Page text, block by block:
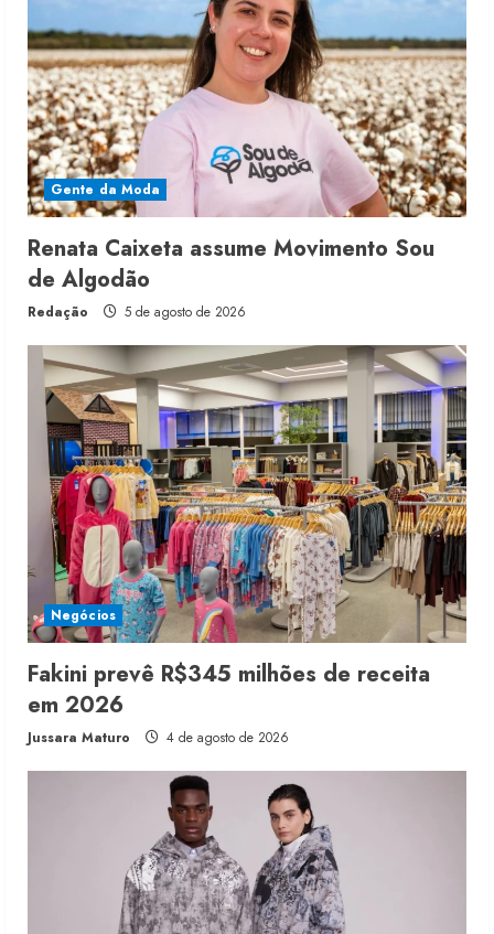
Gente da Moda
Renata Caixeta assume Movimento Sou
de Algodão
Redação 5 de agosto de 2026
Negócios
Fakini prevê R$345 milhões de receita
em 2026
Jussara Maturo 4 de agosto de 2026